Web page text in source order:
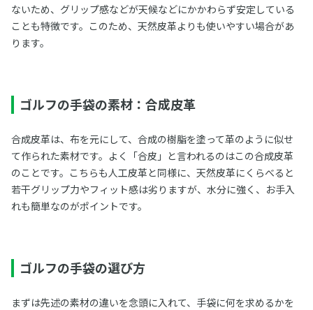
ないため、グリップ感などが天候などにかかわらず安定している
ことも特徴です。このため、天然皮革よりも使いやすい場合があ
ります。
ゴルフの手袋の素材：合成皮革
合成皮革は、布を元にして、合成の樹脂を塗って革のように似せ
て作られた素材です。よく「合皮」と言われるのはこの合成皮革
のことです。こちらも人工皮革と同様に、天然皮革にくらべると
若干グリップ力やフィット感は劣りますが、水分に強く、お手入
れも簡単なのがポイントです。
ゴルフの手袋の選び方
まずは先述の素材の違いを念頭に入れて、手袋に何を求めるかを